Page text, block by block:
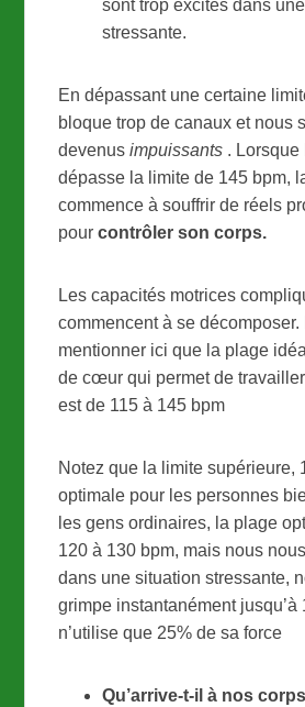
sont trop excités dans
stressante.
En dépassant une certaine
bloque trop de canaux et nous
devenusimpuissants . Lorsque
dépasse la limite de 145 bpm,
commence à souffrir de réels
pourcontrôler son corps.
Les capacités motrices
commencent à se
mentionner ici que la plage
de cœur qui permet de
est de 115 à 145 bpm
Notez que la limite supérieure,
optimale pour les personnes
les gens ordinaires, la plage
120 à 130 bpm, mais nous
dans une situation stressante,
grimpe instantanément jusqu’à
n’utilise que 25% de sa force
Qu’arrive-t-il à nos